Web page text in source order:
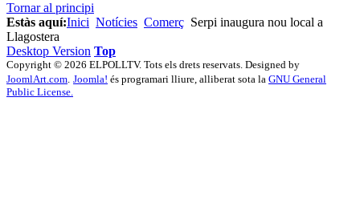
Tornar al principi
Estàs aquí:Inici Notícies Comerç Serpi inaugura nou local a
Llagostera
Desktop Version Top
Copyright © 2026 ELPOLLTV. Tots els drets reservats. Designed by
JoomlArt.com. Joomla! és programari lliure, alliberat sota la GNU General
Public License.